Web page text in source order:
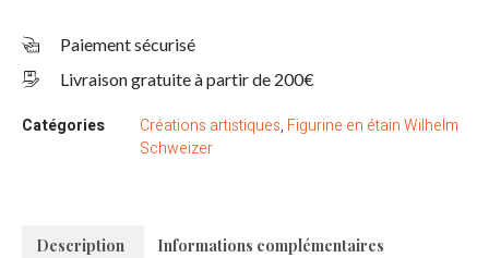
Paiement sécurisé
Livraison gratuite à partir de 200€
Catégories Créations artistiques, Figurine en étain Wilhelm
Schweizer
Description Informations complémentaires